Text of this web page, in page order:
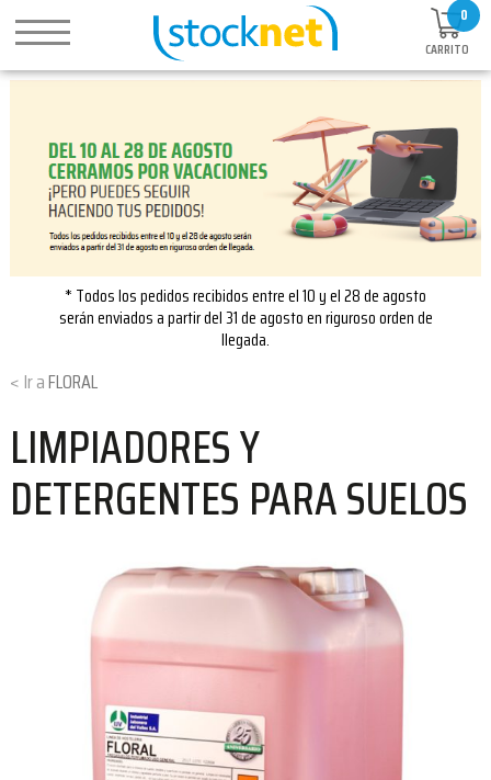
0
CARRITO
* Todos los pedidos recibidos entre el 10 y el 28 de agosto
serán enviados a partir del 31 de agosto en riguroso orden de
llegada.
FLORAL
LIMPIADORES Y
DETERGENTES PARA SUELOS